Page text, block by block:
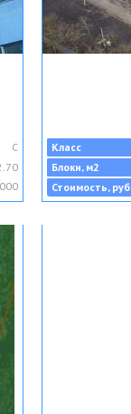
C
Класс
Блоки, м2
Стоимость, руб